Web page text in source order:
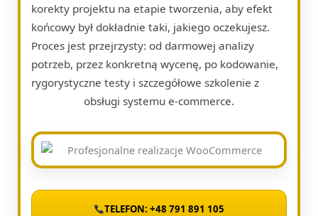
korekty projektu na etapie tworzenia, aby efekt
końcowy był dokładnie taki, jakiego oczekujesz.
Proces jest przejrzysty: od darmowej analizy
potrzeb, przez konkretną wycenę, po kodowanie,
rygorystyczne testy i szczegółowe szkolenie z
obsługi systemu e-commerce.
TELEFON: +48 791 891 105